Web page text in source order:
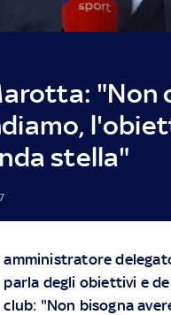
"Non
stella"
amministratore
parla degli obiettivi e
club: "Non bisogna